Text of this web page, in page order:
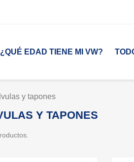
¿QUÉ EDAD TIENE MI VW?
y tapones
Y TAPONES